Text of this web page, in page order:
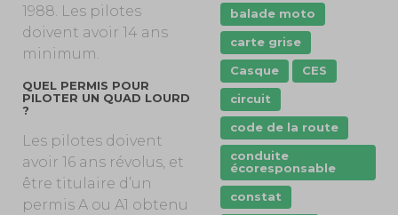
1988. Les pilotes
doivent avoir 14 ans
minimum.
QUEL PERMIS POUR
PILOTER UN QUAD LOURD
?
Les pilotes doivent
avoir 16 ans révolus, et
être titulaire d’un
permis A ou A1 obtenu
balade moto
carte grise
Casque
CES
circuit
code de la route
conduite
écoresponsable
constat